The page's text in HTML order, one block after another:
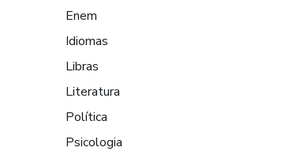
Enem
Idiomas
Libras
Literatura
Política
Psicologia